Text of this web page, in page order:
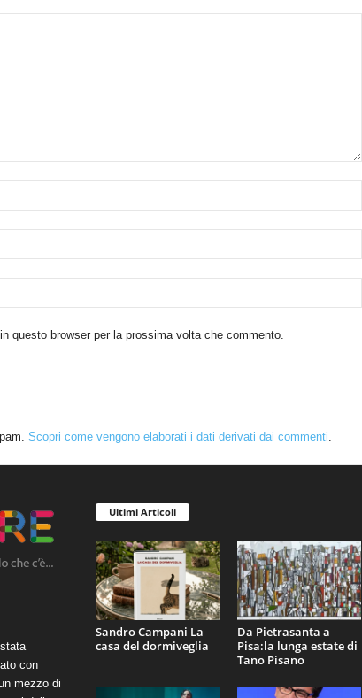
questo browser per la prossima volta che commento.
Scopri come vengono elaborati i dati derivati dai commenti.
con
mezzo di
Ultimi Articoli
Sandro Campani La
casa del dormiveglia
Da Pietrasanta a
Pisa:la lunga estate di
Tano Pisano